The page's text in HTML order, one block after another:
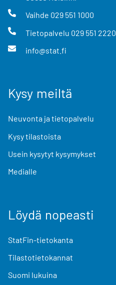
Vaihde 029 551 1000
Tietopalvelu 029 551 2220
info@stat.fi
Kysy meiltä
Neuvonta ja tietopalvelu
Kysy tilastoista
Usein kysytyt kysymykset
Medialle
Löydä nopeasti
StatFin-tietokanta
Tilastotietokannat
Suomi lukuina